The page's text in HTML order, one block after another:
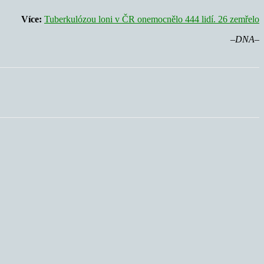
Více: Tuberkulózou loni v ČR onemocnělo 444 lidí. 26 zemřelo
–DNA–